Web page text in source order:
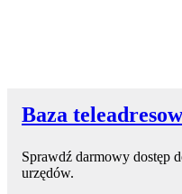
Baza
Sprawdź darmowy dostęp
urzędów.